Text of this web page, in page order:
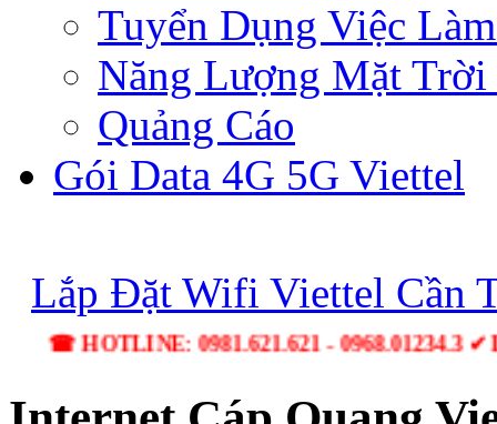
Tuyển Dụng Việc
Năng Lượng Mặt
Quảng Cáo
Gói Data 4G 5G Viettel
Lắp Đặt Wifi Viettel Cần
☎ HOTLINE: 0981.621.621 - 0968.01234.3 ✔